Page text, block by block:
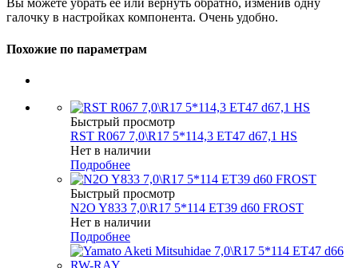
Вы можете убрать её или вернуть обратно, изменив одну
галочку в настройках компонента. Очень удобно.
Похожие по параметрам
Быстрый просмотр
RST R067 7,0\R17 5*114,3 ET47 d67,1 HS
Нет в наличии
Подробнее
Быстрый просмотр
N2O Y833 7,0\R17 5*114 ET39 d60 FROST
Нет в наличии
Подробнее